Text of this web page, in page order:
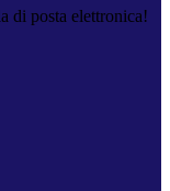
di posta elettronica!